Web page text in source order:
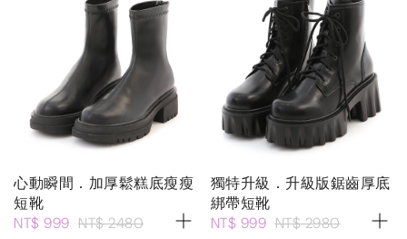
心動瞬間．加厚鬆糕底瘦瘦
短靴
NT$ 999 NT$ 2480
獨特升級．升級版鋸齒厚底
綁帶短靴
NT$ 999 NT$ 2980